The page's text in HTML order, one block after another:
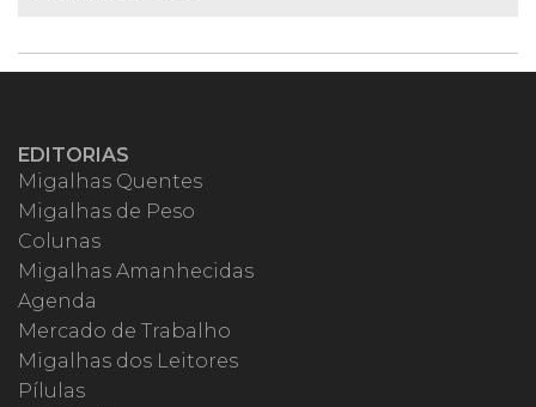
EDITORIAS
Migalhas Quentes
Migalhas de Peso
Colunas
Migalhas Amanhecidas
Agenda
Mercado de Trabalho
Migalhas dos Leitores
Pílulas